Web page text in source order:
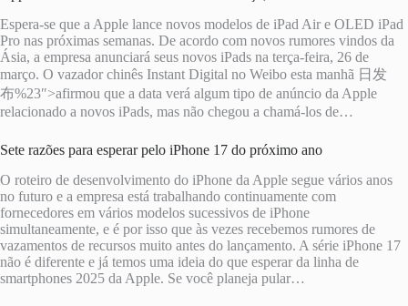
Espera-se que a Apple lance novos modelos de iPad Air e OLED iPad
Pro nas próximas semanas. De acordo com novos rumores vindos da
Ásia, a empresa anunciará seus novos iPads na terça-feira, 26 de
março. O vazador chinês Instant Digital no Weibo esta manhã 日发
布%23″>afirmou que a data verá algum tipo de anúncio da Apple
relacionado a novos iPads, mas não chegou a chamá-los de…
Sete razões para esperar pelo iPhone 17 do próximo ano
O roteiro de desenvolvimento do iPhone da Apple segue vários anos
no futuro e a empresa está trabalhando continuamente com
fornecedores em vários modelos sucessivos de iPhone
simultaneamente, e é por isso que às vezes recebemos rumores de
vazamentos de recursos muito antes do lançamento. A série iPhone 17
não é diferente e já temos uma ideia do que esperar da linha de
smartphones 2025 da Apple. Se você planeja pular…